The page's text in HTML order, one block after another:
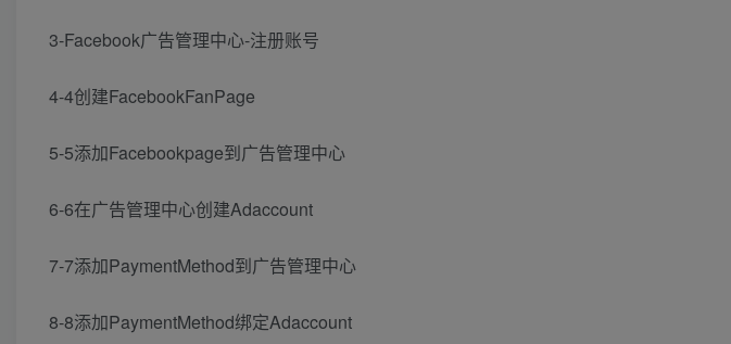
3-Facebook广告管理中心-注册账号
4-4创建FacebookFanPage
5-5添加Facebookpage到广告管理中心
6-6在广告管理中心创建Adaccount
7-7添加PaymentMethod到广告管理中心
8-8添加PaymentMethod绑定Adaccount